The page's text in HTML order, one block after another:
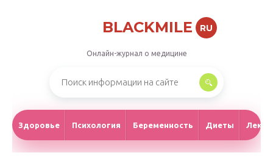
BLACKMILE RU
Онлайн-журнал о медицине
Здоровье Психология Беременность Диеты